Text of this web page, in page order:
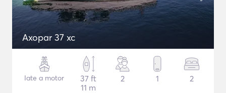
Axopar 37 xc
Iate a motor
37 ft
11 m
2 1 2